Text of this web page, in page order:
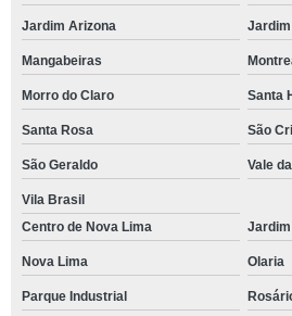
Jardim Arizona
Mangabeiras
Morro do Claro Santa
Santa Rosa São
São Geraldo Vale
Vila Brasil
Centro de Nova Lima
Nova Lima Olaria
Parque Industrial